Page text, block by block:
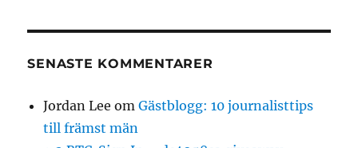
SENASTE KOMMENTARER
Jordan Lee omGästblogg: 10 journalisttips
till främst män